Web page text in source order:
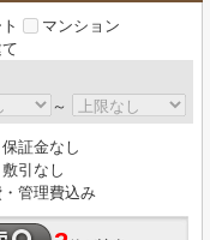
マンション
～
証金なし
引なし
管理費込み